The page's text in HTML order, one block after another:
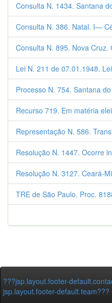
Consulta N. 1434. Santana
Consulta N. 386. Natal. I—
Consulta N. 895. Nova Cruz.
Lei N. 211 de 07.01.1948.
Processo N. 754. Santana
Recurso 719. Em matéria
Representação N. 586.
Resolução N. 1447. Ocorre
Resolução N. 3127. Ceará-
TRE de São Paulo. Proc.
???jsp.layout.footer-
jsp.layout.footer-default.team???